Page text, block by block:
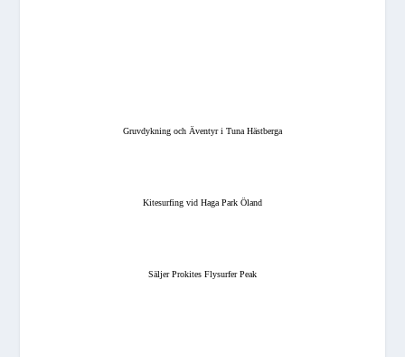
Gruvdykning och Äventyr i Tuna Hästberga
Kitesurfing vid Haga Park Öland
Säljer Prokites Flysurfer Peak